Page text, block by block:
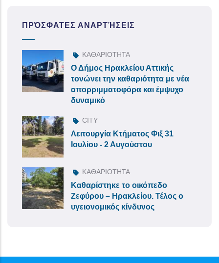
ΠΡΌΣΦΑΤΕΣ ΑΝΑΡΤΉΣΕΙΣ
ΚΑΘΑΡΙΟΤΗΤΑ
Ο Δήμος Ηρακλείου Αττικής
τονώνει την καθαριότητα με νέα
απορριμματοφόρα και έμψυχο
δυναμικό
CITY
Λειτουργία Κτήματος Φιξ 31
Ιουλίου - 2 Αυγούστου
ΚΑΘΑΡΙΟΤΗΤΑ
Καθαρίστηκε το οικόπεδο
Ζεφύρου – Ηρακλείου. Τέλος ο
υγειονομικός κίνδυνος